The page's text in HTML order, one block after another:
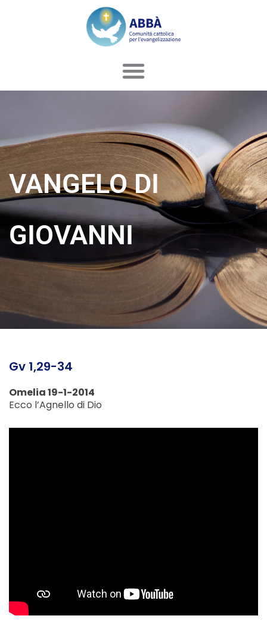
VANGELO DI
GIOVANNI
Gv 1,29-34
Omelia 19-1-2014
Ecco l’Agnello di Dio